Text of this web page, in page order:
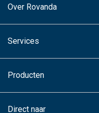
Over Rovanda
Services
Producten
Direct naar